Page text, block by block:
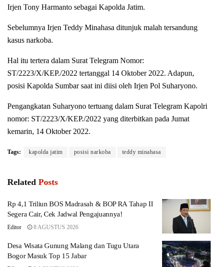
Irjen Tony Harmanto sebagai Kapolda Jatim.
Sebelumnya Irjen Teddy Minahasa ditunjuk malah tersandung
kasus narkoba.
Hal itu tertera dalam Surat Telegram Nomor:
ST/2223/X/KEP./2022 tertanggal 14 Oktober 2022. Adapun,
posisi Kapolda Sumbar saat ini diisi oleh Irjen Pol Suharyono.
Pengangkatan Suharyono tertuang dalam Surat Telegram Kapolri
nomor: ST/2223/X/KEP./2022 yang diterbitkan pada Jumat
kemarin, 14 Oktober 2022.
Tags: kapolda jatim posisi narkoba teddy minahasa
Related Posts
Rp 4,1 Triliun BOS Madrasah & BOP RA Tahap II
Segera Cair, Cek Jadwal Pengajuannya!
Editor 8 AGUSTUS 2026
Desa Wisata Gunung Malang dan Tugu Utara
Bogor Masuk Top 15 Jabar